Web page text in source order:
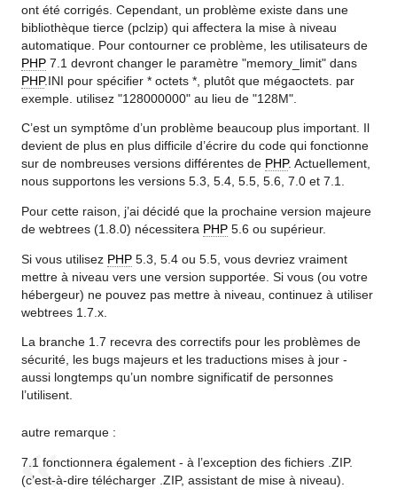
ont été corrigés. Cependant, un problème existe dans une
bibliothèque tierce (pclzip) qui affectera la mise à niveau
automatique. Pour contourner ce problème, les utilisateurs de
PHP 7.1 devront changer le paramètre "memory_limit" dans
PHP.INI pour spécifier * octets *, plutôt que mégaoctets. par
exemple. utilisez "128000000" au lieu de "128M".
C’est un symptôme d’un problème beaucoup plus important. Il
devient de plus en plus difficile d’écrire du code qui fonctionne
sur de nombreuses versions différentes de PHP. Actuellement,
nous supportons les versions 5.3, 5.4, 5.5, 5.6, 7.0 et 7.1.
Pour cette raison, j’ai décidé que la prochaine version majeure
de webtrees (1.8.0) nécessitera PHP 5.6 ou supérieur.
Si vous utilisez PHP 5.3, 5.4 ou 5.5, vous devriez vraiment
mettre à niveau vers une version supportée. Si vous (ou votre
hébergeur) ne pouvez pas mettre à niveau, continuez à utiliser
webtrees 1.7.x.
La branche 1.7 recevra des correctifs pour les problèmes de
sécurité, les bugs majeurs et les traductions mises à jour -
aussi longtemps qu’un nombre significatif de personnes
l’utilisent.
autre remarque :
7.1 fonctionnera également - à l’exception des fichiers .ZIP.
(c’est-à-dire télécharger .ZIP, assistant de mise à niveau).